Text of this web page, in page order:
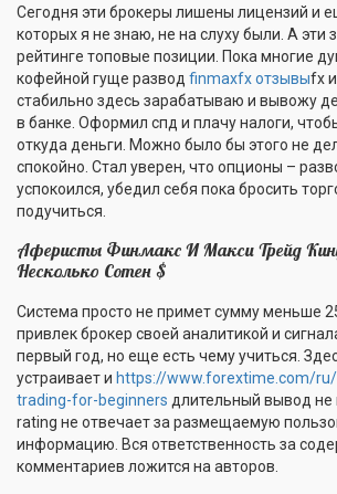
Сегодня эти брокеры лишены лицензий и
которых я не знаю, не на слуху были. А эти
рейтинге топовые позиции. Пока многие
кофейной гуще развод finmaxfx отзывыfx
стабильно здесь зарабатываю и вывожу
в банке. Оформил спд и плачу налоги,
откуда деньги. Можно было бы этого не
спокойно. Стал уверен, что опционы –
успокоился, убедил себя пока бросить
подучиться.
Аферисты Финмакс И Макси Трейд
Несколько Сотен $
Система просто не примет сумму меньше
привлек брокер своей аналитикой и
первый год, но еще есть чему учиться.
устраивает и https://www.forextime.com/
trading-for-beginners длительный вывод не
rating не отвечает за размещаемую
информацию. Вся ответственность за
комментариев ложится на авторов.